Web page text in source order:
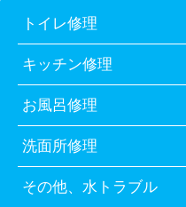
トイレ修理
キッチン修理
お風呂修理
洗面所修理
その他、水トラブル